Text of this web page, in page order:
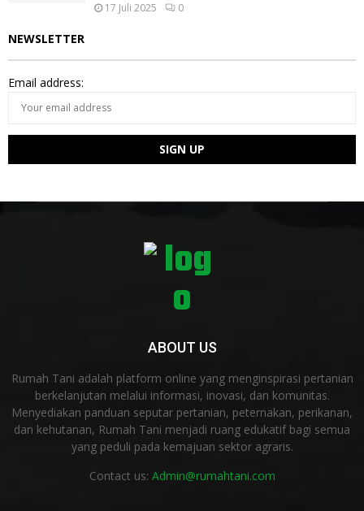
17 Juli 2025 0
NEWSLETTER
Email address:
ABOUT US
Rumah Tani adalah platform online yang menginspirasi pertanian
berkelanjutan melalui informasi, inovasi, dan komunitas.
Menyediakan panduan seputar pertanian, peternakan, perikanan,
dan kehutanan, Rumah Tani menjadi ruang edukatif bagi semua
yang peduli pada kemajuan sektor agraris.
Contact us: Admin@rumahtani.com